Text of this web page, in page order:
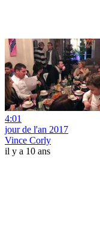
4:01
jour de l'an 2017
Vince Corly
il y a 10 ans